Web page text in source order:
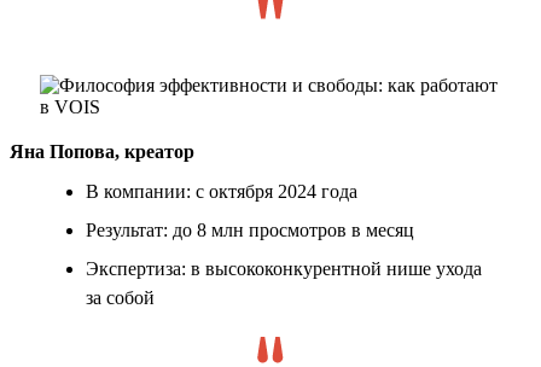
Яна Попова, креатор
В компании: с октября 2024 года
Результат: до 8 млн просмотров в месяц
Экспертиза: в высококонкурентной нише ухода
за собой